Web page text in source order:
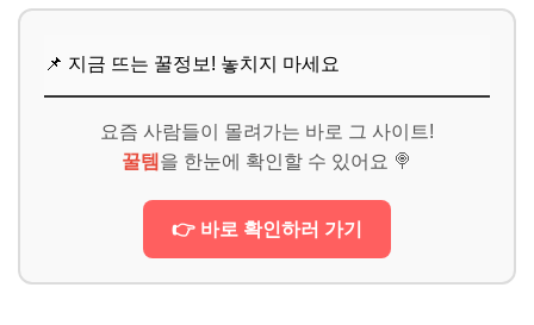
📌 지금 뜨는 꿀정보! 놓치지 마세요
요즘 사람들이 몰려가는 바로 그 사이트!
꿀템 을 한눈에 확인할 수 있어요 🍭
👉 바로 확인하러 가기